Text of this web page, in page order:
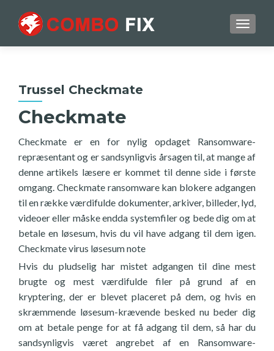
Trussel Checkmate
Checkmate
Checkmate er en for nylig opdaget Ransomware-
repræsentant og er sandsynligvis årsagen til, at mange af
denne artikels læsere er kommet til denne side i første
omgang. Checkmate ransomware kan blokere adgangen
til en række værdifulde dokumenter, arkiver, billeder, lyd,
videoer eller måske endda systemfiler og bede dig om at
betale en løsesum, hvis du vil have adgang til dem igen.
Checkmate virus løsesum note
Hvis du pludselig har mistet adgangen til dine mest
brugte og mest værdifulde filer på grund af en
kryptering, der er blevet placeret på dem, og hvis en
skræmmende løsesum-krævende besked nu beder dig
om at betale penge for at få adgang til dem, så har du
sandsynligvis været angrebet af en Ransomware-